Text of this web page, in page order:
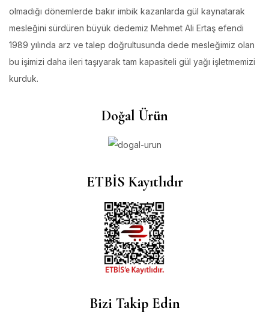
olmadığı dönemlerde bakır imbik kazanlarda gül kaynatarak
mesleğini sürdüren büyük dedemiz Mehmet Ali Ertaş efendi
1989 yılında arz ve talep doğrultusunda dede mesleğimiz olan
bu işimizi daha ileri taşıyarak tam kapasiteli gül yağı işletmemizi
kurduk.
Doğal Ürün
ETBİS Kayıtlıdır
Bizi Takip Edin